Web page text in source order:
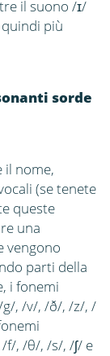
il suono /ɪ/
più
sorde
il nome,
(se tenete
queste
una
vengono
parti della
i fonemi
, /v/, /ð/, /z/, /
, /θ/, /s/, /ʃ/ e